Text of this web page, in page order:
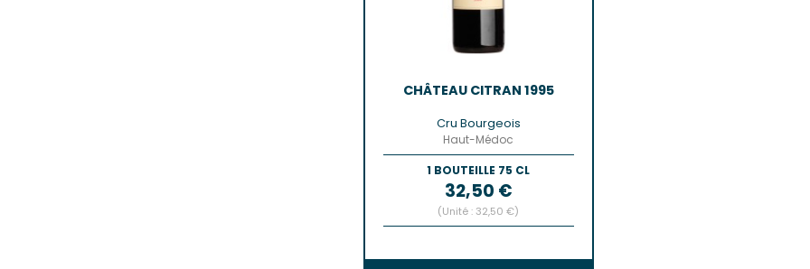
CHÂTEAU CITRAN 1995
Cru Bourgeois
Haut-Médoc
1 BOUTEILLE 75 CL
Prix
32,50 €
(Unité : 32,50 €)